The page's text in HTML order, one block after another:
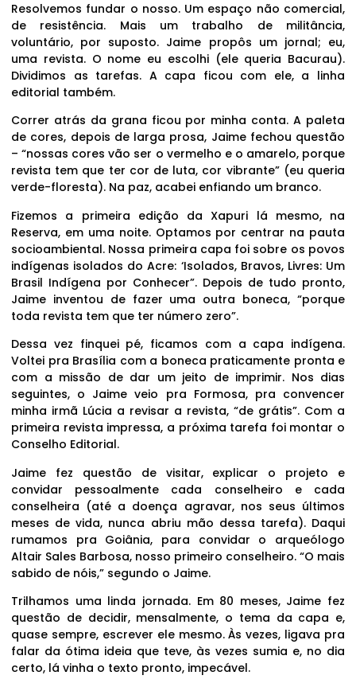
Resolvemos fundar o nosso. Um espaço não comercial,
de resistência. Mais um trabalho de militância,
voluntário, por suposto. Jaime propôs um jornal; eu,
uma revista. O nome eu escolhi (ele queria Bacurau).
Dividimos as tarefas. A capa ficou com ele, a linha
editorial também.
Correr atrás da grana ficou por minha conta. A paleta
de cores, depois de larga prosa, Jaime fechou questão
– “nossas cores vão ser o vermelho e o amarelo, porque
revista tem que ter cor de luta, cor vibrante” (eu queria
verde-floresta). Na paz, acabei enfiando um branco.
Fizemos a primeira edição da Xapuri lá mesmo, na
Reserva, em uma noite. Optamos por centrar na pauta
socioambiental. Nossa primeira capa foi sobre os povos
indígenas isolados do Acre: ‘Isolados, Bravos, Livres: Um
Brasil Indígena por Conhecer”. Depois de tudo pronto,
Jaime inventou de fazer uma outra boneca, “porque
toda revista tem que ter número zero”.
Dessa vez finquei pé, ficamos com a capa indígena.
Voltei pra Brasília com a boneca praticamente pronta e
com a missão de dar um jeito de imprimir. Nos dias
seguintes, o Jaime veio pra Formosa, pra convencer
minha irmã Lúcia a revisar a revista, “de grátis”. Com a
primeira revista impressa, a próxima tarefa foi montar o
Conselho Editorial.
Jaime fez questão de visitar, explicar o projeto e
convidar pessoalmente cada conselheiro e cada
conselheira (até a doença agravar, nos seus últimos
meses de vida, nunca abriu mão dessa tarefa). Daqui
rumamos pra Goiânia, para convidar o arqueólogo
Altair Sales Barbosa, nosso primeiro conselheiro. “O mais
sabido de nóis,” segundo o Jaime.
Trilhamos uma linda jornada. Em 80 meses, Jaime fez
questão de decidir, mensalmente, o tema da capa e,
quase sempre, escrever ele mesmo. Às vezes, ligava pra
falar da ótima ideia que teve, às vezes sumia e, no dia
certo, lá vinha o texto pronto, impecável.